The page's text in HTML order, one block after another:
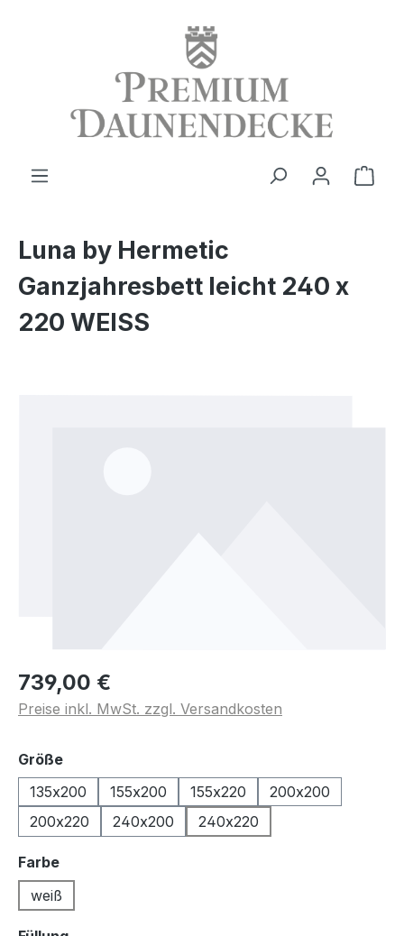
Luna by Hermetic
Ganzjahresbett leicht 240 x
220 WEISS
739,00 €
Preise inkl. MwSt. zzgl. Versandkosten
Größeauswählen
135x200
155x200 155x220
200x200
200x220
240x200 240x220
Farbeauswählen
weiß